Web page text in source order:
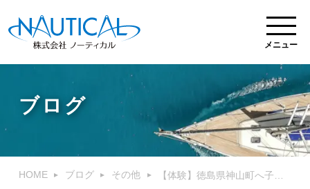
メニュー
ブログ
HOME ブログ その他